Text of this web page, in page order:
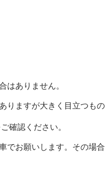
はありません。
りますが大きく目立つもの
でお願いします。その場合